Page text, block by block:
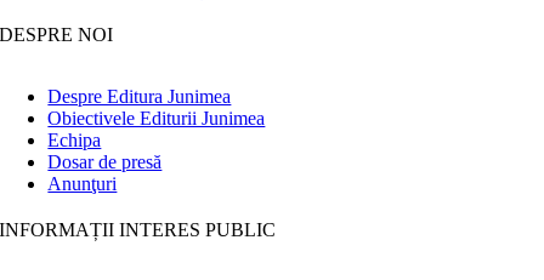
DESPRE NOI
Despre Editura Junimea
Obiectivele Editurii Junimea
Echipa
Dosar de presă
Anunţuri
INFORMAȚII INTERES PUBLIC